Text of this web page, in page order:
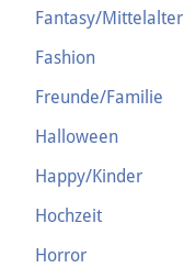
Fantasy/Mittelalter
Fashion
Freunde/Familie
Halloween
Happy/Kinder
Hochzeit
Horror